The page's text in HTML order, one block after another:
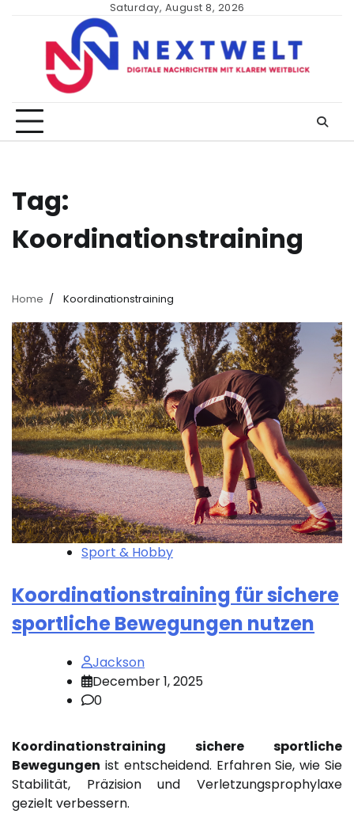
content
Saturday, August 8, 2026
Tag:
Koordinationstraining
Home Koordinationstraining
Sport & Hobby
Koordinationstraining für sichere
sportliche Bewegungen nutzen
Jackson
December 1, 2025
0
Koordinationstraining sichere sportliche
Bewegungen ist entscheidend. Erfahren Sie, wie Sie
Stabilität, Präzision und Verletzungsprophylaxe
gezielt verbessern.